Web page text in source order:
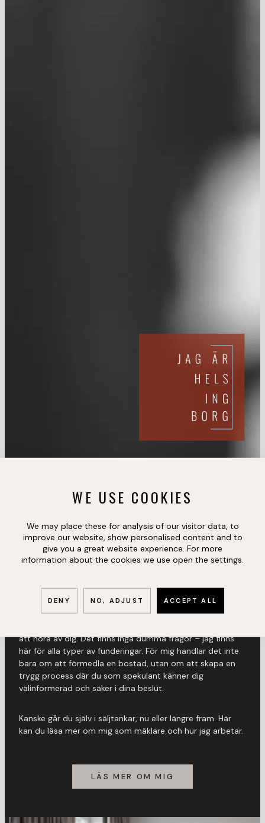
VD, REG. FASTIGHETSMÄKLARE
MARTIN NATT OCH
DAG
att höra av dig. Det finns inga dumma frågor – jag finns
här för alla typer av funderingar. För mig handlar det inte
bara om att förmedla en bostad, utan om att skapa en
trygg process där du som spekulant känner dig
välinformerad och säker i dina beslut.
Kanske går du själv i säljtankar, nu eller längre fram. Här
kan du läsa mer om mig som mäklare och hur jag arbetar.
LÄS MER OM MIG
WE USE COOKIES
We may place these for analysis of our visitor data, to
improve our website, show personalised content and to
give you a great website experience. For more
information about the cookies we use open the settings.
DENY NO, ADJUST ACCEPT ALL